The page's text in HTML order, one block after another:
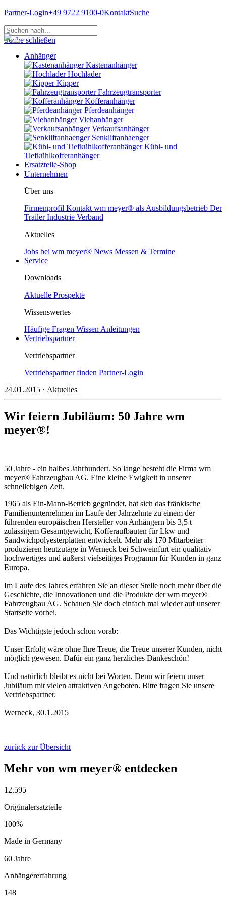
Partner-Login+49 9722 9100-0KontaktSuche
Suche schließen
Anhänger
Kastenanhänger
Hochlader
Kipper
Fahrzeugtransporter
Kofferanhänger
Pferdeanhänger
Viehanhänger
Verkaufsanhänger
Senkliftanhaenger
Kühl- und
Tiefkühlkofferanhänger
Ersatzteile-Shop
Unternehmen
Über uns
Firmenprofil Kontakt wm meyer® als Ausbildungsbetrieb Der
Trailer Industrie Verband
Aktuelles
Jobs bei wm meyer® News Messen & Termine
Service
Downloads
Aktuelle Prospekte
Wissenswertes
Häufige Fragen Wissen Anleitungen
Vertriebspartner
Vertriebspartner
Vertriebspartner finden Partner-Login
24.01.2015 · Aktuelles
Wir feiern Jubiläum: 50 Jahre wm
meyer®!
50 Jahre - ein halbes Jahrhundert. So lange besteht die Firma wm
meyer® Fahrzeugbau AG. Eine kleine Ewigkeit in unserer
schnellebigen Zeit.
1965 als Ein-Mann-Betrieb gegründet, hat sich das fränkische
Familienunternehmen im Laufe der Jahrzehnte zu einem der
führenden europäischen Hersteller von Anhängern bis 3,5 t
zulässigem Gesamtgewicht, Kofferaufbauten für Lkw und
Sandwichpolyesterplatten entwickelt. Mehr als 170 Mitarbeiter
produzieren heutzutage in Werneck bei Schweinfurt ein qualitativ
hochwertiges und äußerst vielseitiges Programm für Kunden in ganz
Europa.
Im Laufe des Jahres erfahren Sie an dieser Stelle noch mehr über die
Geschichte, die Innovationen und die Produkte der wm meyer®
Fahrzeugbau AG. Schauen Sie doch einfach mal wieder auf unserer
Startseite vorbei.
Das Wichtigste jedoch schon vorab:
Unser Erfolg wäre ohne Ihre Treue, die Treue unserer Kunden, nicht
möglich gewesen. Dafür ein ganz herzliches Dankeschön!
Und natürlich bleibt es nicht bei Worten. Denn wir feiern unser
Jubiläum mit vielen attraktiven Angeboten. Bitte fragen Sie unsere
Vertriebspartner.
Werneck, 30.1.2015
zurück zur Übersicht
Mehr von wm meyer® entdecken
12.595
Originalersatzteile
100%
Made in Germany
60 Jahre
Anhängererfahrung
148